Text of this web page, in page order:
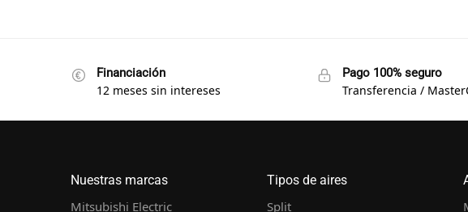
Financiación
12 meses sin intereses
Pago 100% seguro
Transferencia /
Nuestras marcas
Mitsubishi Electric
Tipos de aires
Split